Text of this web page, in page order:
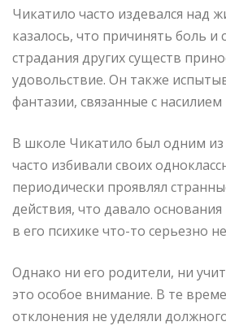
Чикатило часто издевался над
казалось, что причинять боль и
страдания других существ
удовольствие. Он также
фантазии, связанные с
В школе Чикатило был одним из
часто избивали своих
периодически проявлял
действия, что давало
в его психике что-то серьезно
Однако ни его родители, ни
это особое внимание. В те
отклонения не уделяли